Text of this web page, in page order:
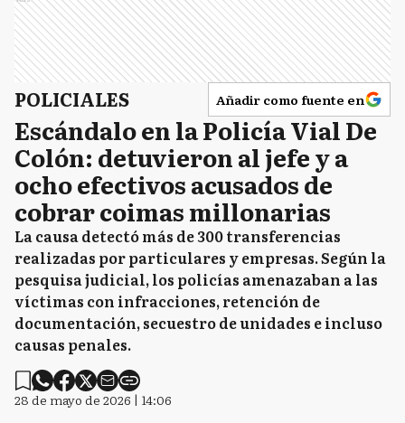
POLICIALES Añadir como fuente en
Escándalo en la Policía Vial De
Colón: detuvieron al jefe y a
ocho efectivos acusados de
cobrar coimas millonarias
La causa detectó más de 300 transferencias
realizadas por particulares y empresas. Según la
pesquisa judicial, los policías amenazaban a las
víctimas con infracciones, retención de
documentación, secuestro de unidades e incluso
causas penales.
28 de mayo de 2026 | 14:06